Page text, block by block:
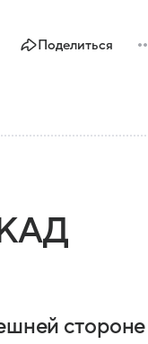
Поделиться
стороне